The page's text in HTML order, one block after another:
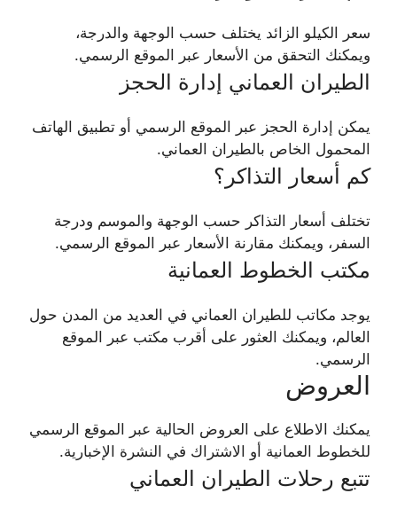
سعر الكيلو الزائد يختلف حسب الوجهة والدرجة،
ويمكنك التحقق من الأسعار عبر الموقع الرسمي.
الطيران العماني إدارة الحجز
يمكن إدارة الحجز عبر الموقع الرسمي أو تطبيق الهاتف
المحمول الخاص بالطيران العماني.
كم أسعار التذاكر؟
تختلف أسعار التذاكر حسب الوجهة والموسم ودرجة
السفر، ويمكنك مقارنة الأسعار عبر الموقع الرسمي.
مكتب الخطوط العمانية
يوجد مكاتب للطيران العماني في العديد من المدن حول
العالم، ويمكنك العثور على أقرب مكتب عبر الموقع
الرسمي.
العروض
يمكنك الاطلاع على العروض الحالية عبر الموقع الرسمي
للخطوط العمانية أو الاشتراك في النشرة الإخبارية.
تتبع رحلات الطيران العماني